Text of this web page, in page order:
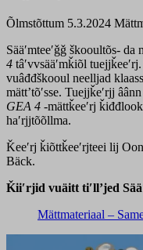
Õlmstõttum 5.3.2024
Sääʹmteeʹǧǧ škooultõs-
4 tâʹvvsääʹmǩiõl tuejjǩeeʹrj.
vuâđđškooul neelljad
mättʼtõʹsse. Tuejjǩeʹrjj
GEA 4 -mättǩeeʹrj
haʹrjjtõõllma.
Ǩeeʹrj ǩiõttǩeeʹrjteei lij
Bäck.
Ǩiiʹrjid vuäitt tiʹllʼjed
Mättmateriaal –